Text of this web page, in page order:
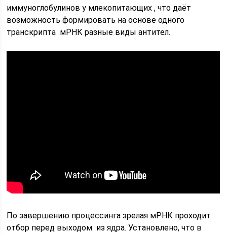
иммуноглобулинов у млекопитающих , что даёт
возможность формировать на основе одного
транскрипта мРНК разные виды антител.
По завершению процессинга зрелая мРНК проходит
отбор перед выходом из ядра. Установлено, что в